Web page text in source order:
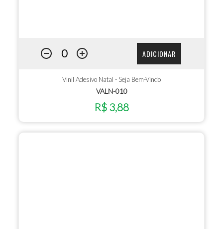
ADICIONAR
Vinil Adesivo Natal - Seja Bem-Vindo
VALN-010
R$ 3,88